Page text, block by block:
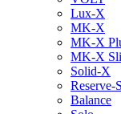
Lux-X
MK-X
MK-X
MK-X
Solid-X
Reserve-
Balance